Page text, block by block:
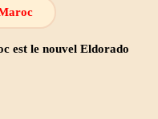
est le nouvel Eldorado